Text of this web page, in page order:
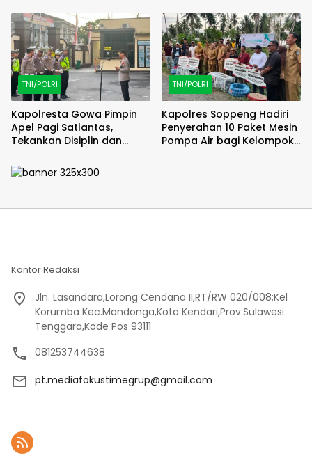
TNI/POLRI
Kapolresta Gowa Pimpin
Apel Pagi Satlantas,
Tekankan Disiplin dan
TNI/POLRI
Kapolres Soppeng Hadiri
Penyerahan 10 Paket Mesin
Pompa Air bagi Kelompok
Kantor Redaksi
Jln. Lasandara,Lorong Cendana II,RT/RW 020/008;Kel
Korumba Kec.Mandonga,Kota Kendari,Prov.Sulawesi
Tenggara,Kode Pos 93111
081253744638
pt.mediafokustimegrup@gmail.com